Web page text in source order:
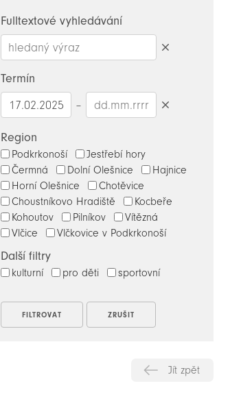
Fulltextové vyhledávání
Termín
–
Region
Podkrkonoší
Jestřebí hory
Čermná
Dolní Olešnice
Hajnice
Horní Olešnice
Chotěvice
Choustníkovo Hradiště
Kocbeře
Kohoutov
Pilníkov
Vítězná
Vlčice
Vlčkovice v Podkrkonoší
Další filtry
kulturní pro děti sportovní
Jít zpět